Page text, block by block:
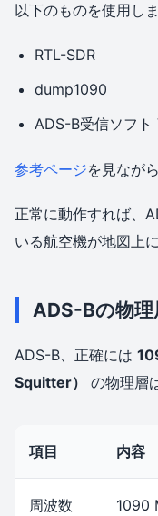
以下のものを使用しま
RTL-SDR
dump1090
ADS-B受信ソフ
参考ページを見なが
正常に動作すれば、
いる航空機が地図上
ADS-Bの物
ADS-B、正確には
Squitter）
の物理層
項目 内容
周波数 1090